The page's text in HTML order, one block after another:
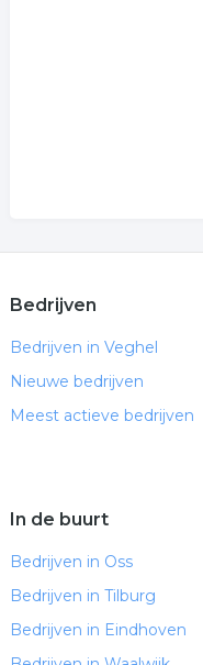
Bedrijven
Bedrijven in Veghel
Nieuwe bedrijven
Meest actieve bedrijven
In de buurt
Bedrijven in Oss
Bedrijven in Tilburg
Bedrijven in Eindhoven